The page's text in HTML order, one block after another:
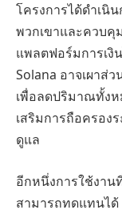
โครงการได้ดำเนิ
พวกเขาและควบคุ
แพลตฟอร์มการเงิ
Solana อาจเผาส่
เพื่อลดปริมาณทั้งห
เสริมการถือครอง
ดูแล
อีกหนึ่งการใช้งาน
สามารถทดแทนได้